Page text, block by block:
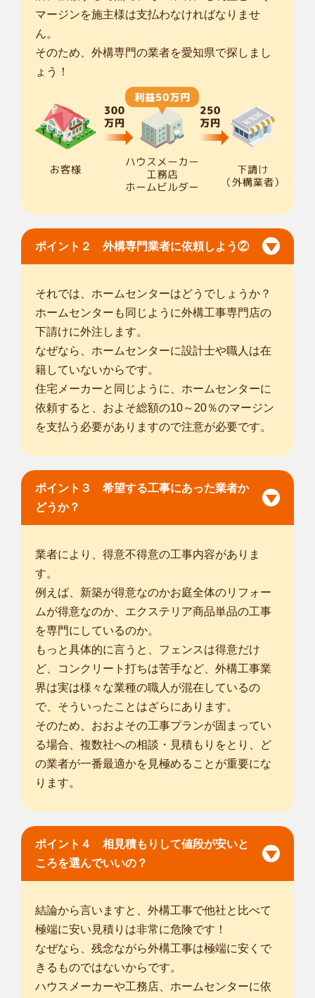
マージンを施主様は支払わなければなりませ
ん。
そのため、外構専門の業者を愛知県で探しまし
ょう！
ポイント２ 外構専門業者に依頼しよう②
それでは、ホームセンターはどうでしょうか？
ホームセンターも同じように外構工事専門店の
下請けに外注します。
なぜなら、ホームセンターに設計士や職人は在
籍していないからです。
住宅メーカーと同じように、ホームセンターに
依頼すると、およそ総額の10～20％のマージン
を支払う必要がありますので注意が必要です。
ポイント３ 希望する工事にあった業者か
どうか？
業者により、得意不得意の工事内容がありま
す。
例えば、新築が得意なのかお庭全体のリフォー
ムが得意なのか、エクステリア商品単品の工事
を専門にしているのか。
もっと具体的に言うと、フェンスは得意だけ
ど、コンクリート打ちは苦手など、外構工事業
界は実は様々な業種の職人が混在しているの
で、そういったことはざらにあります。
そのため、おおよその工事プランが固まってい
る場合、複数社への相談・見積もりをとり、ど
の業者が一番最適かを見極めることが重要にな
ります。
ポイント４ 相見積もりして値段が安いと
ころを選んでいいの？
結論から言いますと、外構工事で他社と比べて
極端に安い見積りは非常に危険です！
なぜなら、残念ながら外構工事は極端に安くで
きるものではないからです。
ハウスメーカーや工務店、ホームセンターに依